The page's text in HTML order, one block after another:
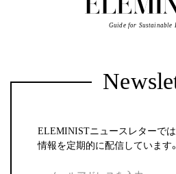
Guide for Sustainable
ELEMINISTニュースレターで
情報を定期的に配信しています。